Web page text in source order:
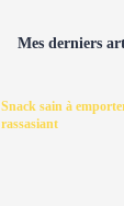
Mes derniers
Snack sain à
rassasiant